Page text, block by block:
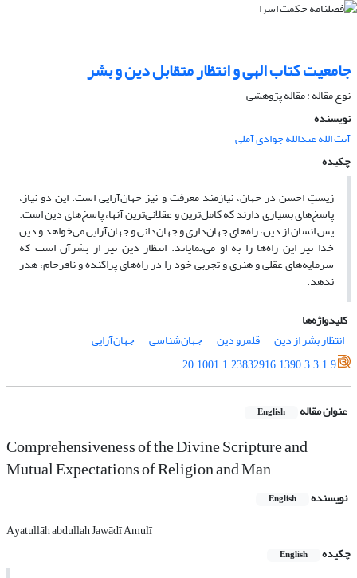
جامعیت کتاب الهی و انتظار متقابل دین و بشر
نوع مقاله : مقاله پژوهشی
نویسنده
آیت الله عبدالله جوادی آملی
چکیده
زیستِ احسن در جهان، نیازمند معرفت و نیز جهان‌آرایی است. این دو نیاز،
پاسخ‌های بسیاری دارند که کامل‌ترین و عقلانی‌ترین آنها، پاسخ‌های دین است.
پس انسان از دین، راه‌های جهان‌داری و جهان‌دانی و جهان‌آرایی می‌خواهد و دین
خدا نیز این راه‌ها را به او می‌نمایاند. انتظار دین نیز از بشرآن است که
سرمایه‌های عقلی و هنری و تجربی خود را در راه‌های پراکنده و نافرجام، هدر
ندهد.
کلیدواژه‌ها
انتظار بشر از دین
قلمرو دین جهان‌شناسی
جهان‌آرایی
20.1001.1.23832916.1390.3.3.1.9
عنوان مقاله English
Comprehensiveness of the Divine Scripture and
Mutual Expectations of Religion and Man
نویسنده English
Āyatullāh abdullah Jawādī Amulī
چکیده
English